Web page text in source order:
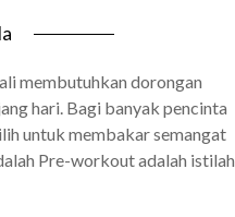
membutuhkan dorongan
hari. Bagi banyak pencinta
untuk membakar semangat
Pre-workout adalah istilah